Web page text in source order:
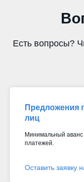
Есть вопросы?
Предложения
лиц
Минимальный аванс
платежей.
Оставить заявку